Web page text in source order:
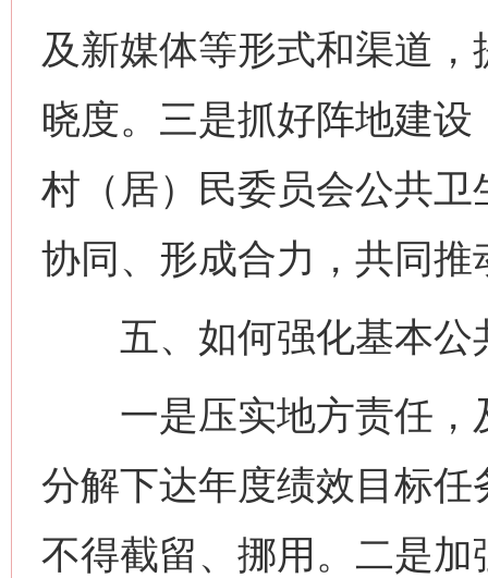
及新媒体等形式和渠道
晓度。三是抓好阵地建
村（居）民委员会公共
协同、形成合力，共同
五、如何强化基本公
一是压实地方责任，
分解下达年度绩效目标
不得截留、挪用。二是